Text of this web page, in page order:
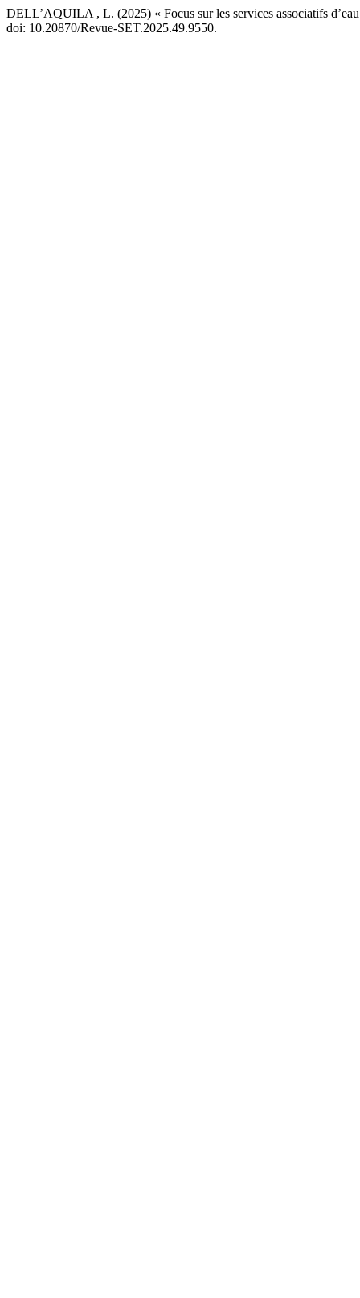
DELL’AQUILA , L. (2025) « Focus sur les services associatifs
doi: 10.20870/Revue-SET.2025.49.9550.